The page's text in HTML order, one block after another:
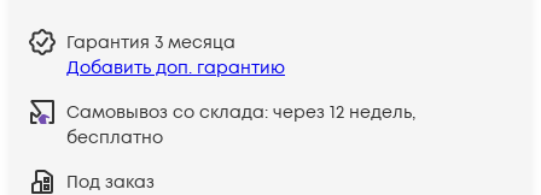
Гарантия 3 месяца
Добавить доп. гарантию
Самовывоз со склада: через 12 недель,
бесплатно
Под заказ